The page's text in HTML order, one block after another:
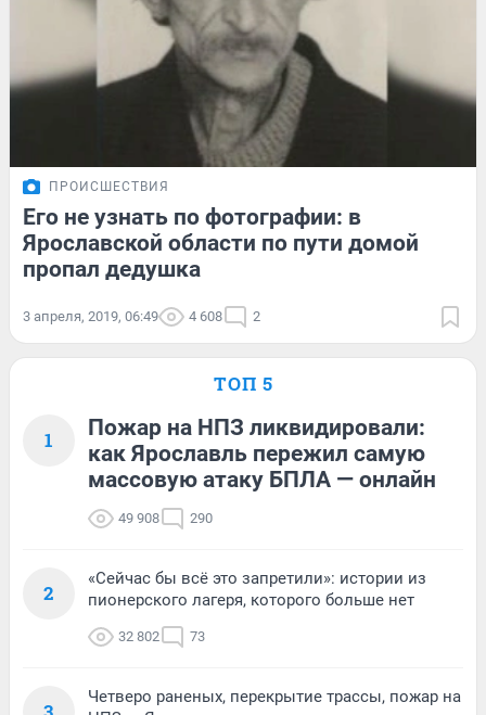
ПРОИСШЕСТВИЯ
Его не узнать по фотографии: в
Ярославской области по пути домой
пропал дедушка
3 апреля, 2019, 06:49 4 608 2
ТОП 5
1
Пожар на НПЗ ликвидировали:
как Ярославль пережил самую
массовую атаку БПЛА — онлайн
49 908 290
2
«Сейчас бы всё это запретили»: истории из
пионерского лагеря, которого больше нет
32 802 73
Четверо раненых, перекрытие трассы, пожар на